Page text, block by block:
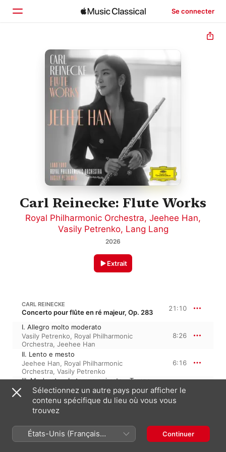
Se connecter
Accueil
Parcourir
Rechercher
Carl Reinecke: Flute Works
Royal Philharmonic Orchestra, Jeehee Han,
Vasily Petrenko, Lang Lang
2026
Extrait
CARL REINECKE
Concerto pour flûte en ré majeur, Op. 283 21:10
I. Allegro molto moderato
Vasily Petrenko, Royal Philharmonic
Orchestra, Jeehee Han
8:26
II. Lento e mesto
Jeehee Han, Royal Philharmonic
Orchestra, Vasily Petrenko
6:16
III. Moderato - In tempo animato - Tempo
I - Più mosso - Più lento maestoso
Royal Philharmonic Orchestra ,Jeehee
Han,Vasily Petrenko
6:27
CARL REINECKE
Sonate pour flûte et piano 'Ondine', Op. 167 21:55
Sélectionnez un autre pays pour afficher le
contenu spécifique du lieu où vous vous
trouvez
États-Unis (Français
France)
Continuer